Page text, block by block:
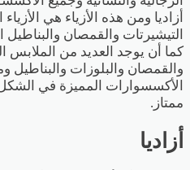
أزاديا ومن هذه الأزياء هي
التيشيرتات و القمصان والبناطيل
كما أن يوجد العديد من الملابس
والقمصان والبلوزات والبناطيل
الأكسسوارات المميزة في
ممتاز.
أزاديا